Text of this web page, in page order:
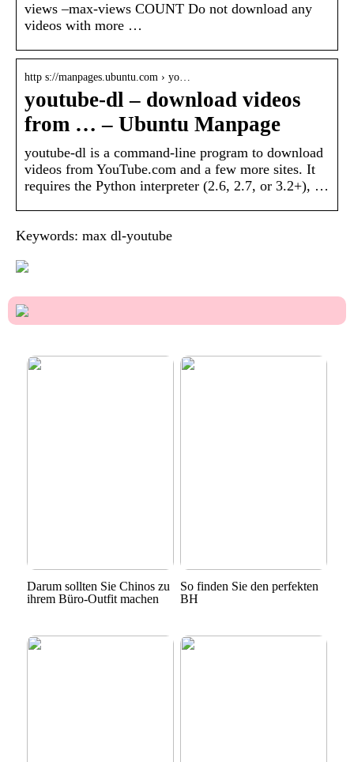
views –max-views COUNT Do not download any
videos with more …
http s://manpages.ubuntu.com › yo…
youtube-dl – download videos
from … – Ubuntu Manpage
youtube-dl is a command-line program to download
videos from YouTube.com and a few more sites. It
requires the Python interpreter (2.6, 2.7, or 3.2+), …
Keywords: max dl-youtube
Darum sollten Sie Chinos zu
ihrem Büro-Outfit machen
So finden Sie den perfekten
BH